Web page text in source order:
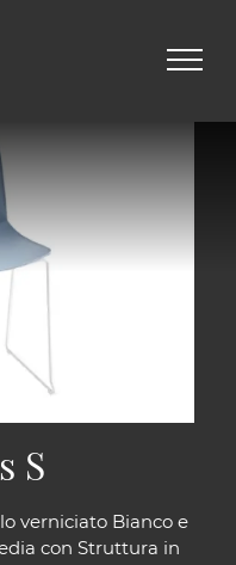
verniciato Bianco e
con Struttura in
S